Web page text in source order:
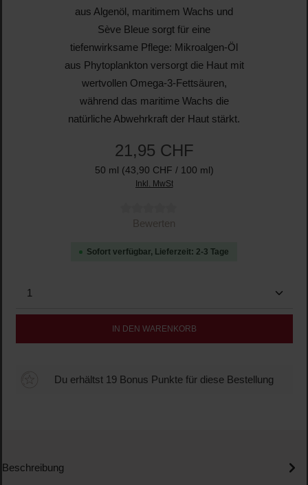
aus Algenöl, maritimem Wachs und
Sève Bleue sorgt für eine
tiefenwirksame Pflege: Mikroalgen-Öl
aus Phytoplankton versorgt die Haut mit
wertvollen Omega-3-Fettsäuren,
während das maritime Wachs die
natürliche Abwehrkraft der Haut stärkt.
21,95 CHF
50 ml (43,90 CHF / 100 ml)
Inkl. MwSt
Durchschnittliche Bewertung von 0 von 5 Sternen
Bewerten
Sofort verfügbar, Lieferzeit: 2-3 Tage
Produkt Anzahl: Gib den gewünschten Wert ein
IN DEN WARENKORB
Du erhältst 19 Bonus Punkte für diese Bestellung
Beschreibung